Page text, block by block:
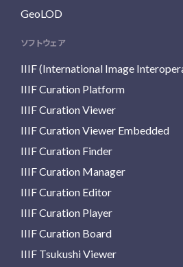
GeoLOD
ソフトウェア
IIIF (International Image
IIIF Curation Platform
IIIF Curation Viewer
IIIF Curation Viewer Embedded
IIIF Curation Finder
IIIF Curation Manager
IIIF Curation Editor
IIIF Curation Player
IIIF Curation Board
IIIF Tsukushi Viewer